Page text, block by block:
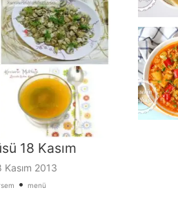
18 Kasım
Kasım 2013
• menü